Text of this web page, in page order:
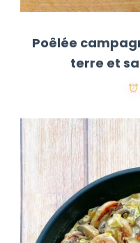
Poêlée
terre et